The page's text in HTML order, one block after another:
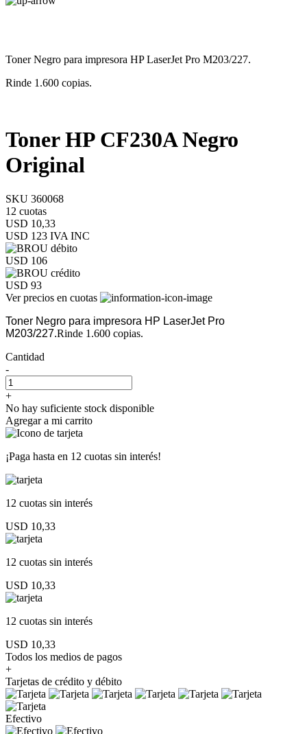
Toner Negro para impresora HP LaserJet Pro M203/227.
Rinde 1.600 copias.
Toner HP CF230A Negro
Original
SKU 360068
12 cuotas
USD 10,33
USD 123 IVA INC
USD 106
USD 93
Ver precios en cuotas
Toner Negro para impresora HP LaserJet Pro
M203/227.Rinde 1.600 copias.
Cantidad
-
+
No hay suficiente stock disponible
Agregar a mi carrito
¡Paga hasta en 12 cuotas sin interés!
12 cuotas sin interés
USD 10,33
12 cuotas sin interés
USD 10,33
12 cuotas sin interés
USD 10,33
Todos los medios de pagos
+
Tarjetas de crédito y débito
Efectivo